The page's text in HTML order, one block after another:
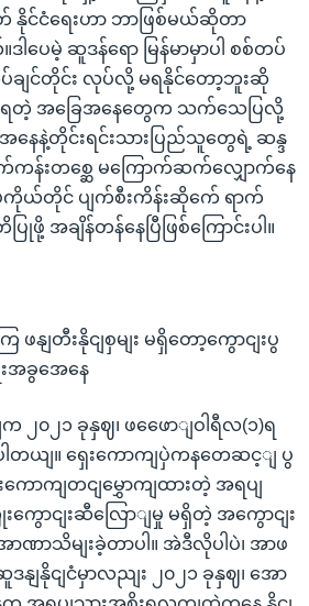
နိုင်ငံရေးဟာ ဘာဖြစ်မယ်ဆိုတာ
ပေမဲ့ ဆူဒန်ရော မြန်မာမှာပါ စစ်တပ်
င်တိုင်း လုပ်လို့ မရနိုင်တော့ဘူးဆို
ရတဲ့ အခြေအနေတွေက သက်သေပြလို့
အနေနဲ့တိုင်းရင်းသားပြည်သူတွေရဲ့ ဆန္ဒ
ကန်းတစ္ဆေ မကြောက်ဆက်လျှောက်နေ
ယ်တိုင် ပျက်စီးကိန်းဆိုက်ေ ရာက်
အချိန်တန်နေပြီဖြစ်ကြောင်းပါ။
ဖနျတီးနိုငျစှမျး မရှိတော့ကွောငျးပွ
းအခွအေနေ
က ၂၀၂၁ ခုနှဈ၊ ဖဖေောျဝါရီလ(၁)ရ
ါတယျ။ ရှေးကောကျပှဲကနတေဆင့ျ ပွ
ောကျတငျမွှောကျထားတဲ့ အရပျ
ောငျးဆီလြောျမှု မရှိတဲ့ အကွောငျး
ဏာသိမျးခဲ့တာပါ။ အဲဒီလိုပါပဲ၊ အာဖ
ျနိုငျငံမှာလညျး ၂၀၂၁ ခုနှဈ၊ အော